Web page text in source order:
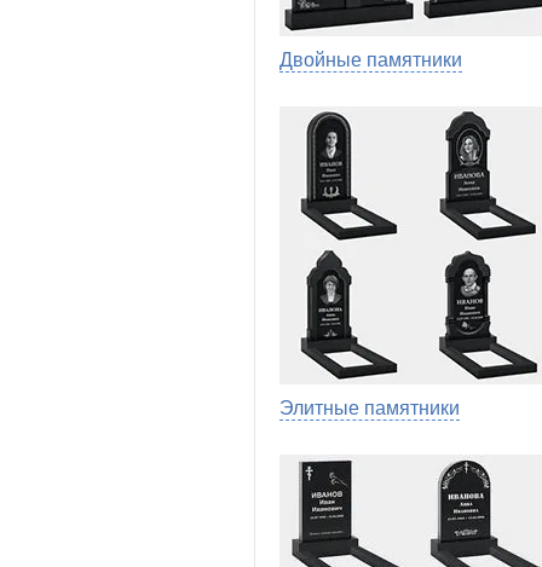
Двойные памятники
Элитные памятники